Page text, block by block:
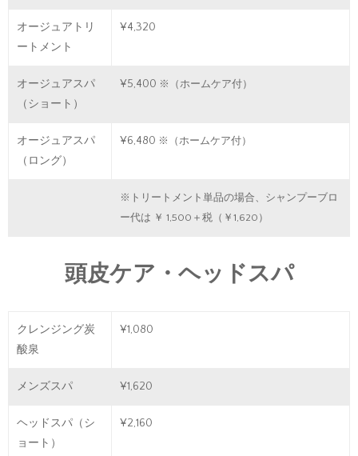
オージュアトリ
ートメント
¥4,320
オージュアスパ
（ショート）
¥5,400 ※（ホームケア付）
オージュアスパ
（ロング）
¥6,480 ※（ホームケア付）
※トリートメント単品の場合、シャンプーブロ
ー代は ￥ 1,500＋税（￥1,620）
頭皮ケア・ヘッドスパ
クレンジング炭
酸泉
¥1,080
メンズスパ ¥1,620
ヘッドスパ（シ
ョート）
¥2,160